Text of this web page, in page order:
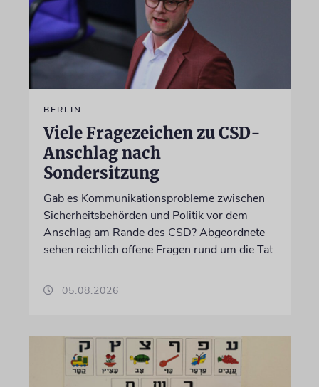
BERLIN
Viele Fragezeichen zu CSD-
Anschlag nach
Sondersitzung
Gab es Kommunikationsprobleme zwischen
Sicherheitsbehörden und Politik vor dem
Anschlag am Rande des CSD? Abgeordnete
sehen reichlich offene Fragen rund um die Tat
05.08.2026